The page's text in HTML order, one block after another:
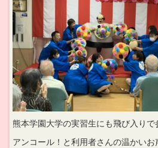
熊本学園大学の実習生にも飛び入りで
アンコール！と利用者さんの温かい